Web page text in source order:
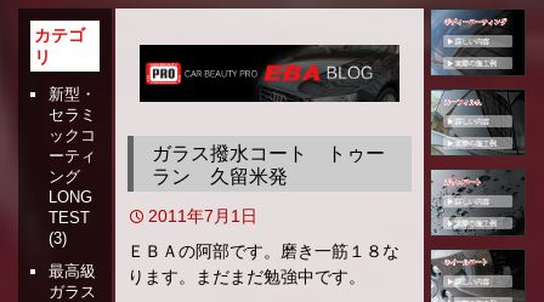
ガラス撥水コート トゥー
ラン 久留米発
2011年7月1日
ＥＢＡの阿部です。磨き一筋１８な
ります。まだまだ勉強中です。
カテゴ
リ
新型・
セラミ
ックコ
ーティ
ング
LONG
TEST
(3)
最高級
ガラス